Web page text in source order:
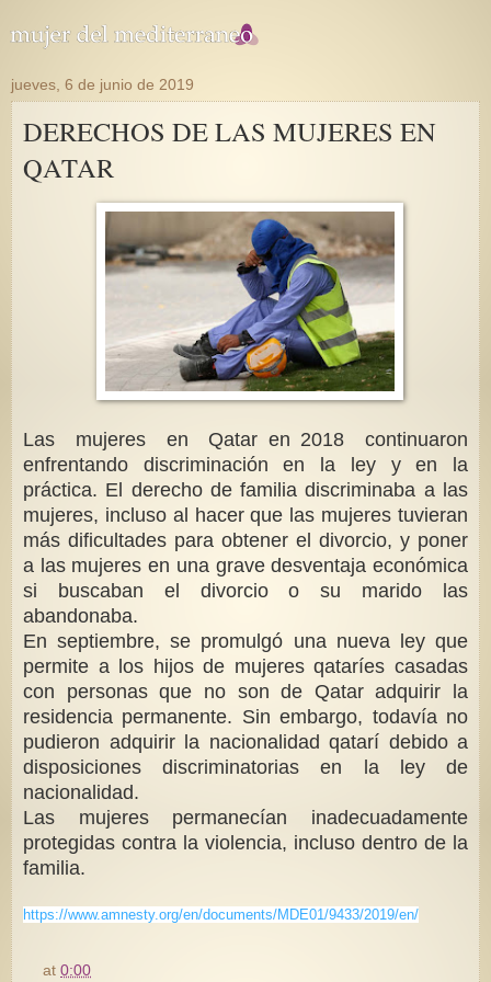
jueves, 6 de junio de 2019
DERECHOS DE LAS MUJERES EN
QATAR
Las mujeres en Qatar en 2018 continuaron
enfrentando discriminación en la ley y en la
práctica. El derecho de familia discriminaba a las
mujeres, incluso al hacer que las mujeres tuvieran
más dificultades para obtener el divorcio, y poner
a las mujeres en una grave desventaja económica
si buscaban el divorcio o su marido las
abandonaba.
En septiembre, se promulgó una nueva ley que
permite a los hijos de mujeres qataríes casadas
con personas que no son de Qatar adquirir la
residencia permanente. Sin embargo, todavía no
pudieron adquirir la nacionalidad qatarí debido a
disposiciones discriminatorias en la ley de
nacionalidad.
Las mujeres permanecían inadecuadamente
protegidas contra la violencia, incluso dentro de la
familia.
https://www.amnesty.org/en/documents/MDE01/9433/2019/en/
at0:00